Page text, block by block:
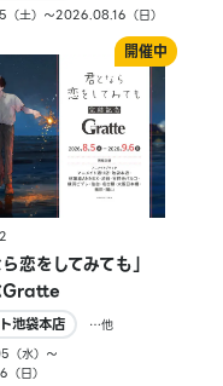
土）〜2026.08.16（日）
恋をしてみても」
Gratte
池袋本店
…他
水）〜
日）